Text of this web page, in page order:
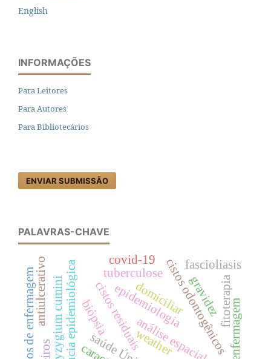
English
INFORMAÇÕES
Para Leitores
Para Autores
Para Bibliotecários
ENVIAR SUBMISSÃO
PALAVRAS-CHAVE
epidemiologia
vigilância epidemiológica análise espacial
cistos residuais cistos odontogênicos
biópsia
tuberculose
covid-19 fascioliasis
weather
fitoterapia
syzygium cumini enfermagem
domiciliar
antiulcerativo
cuidados de enfermagem gravidez